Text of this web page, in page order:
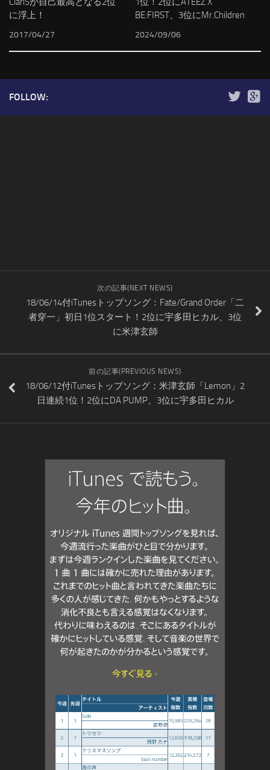
に浮上！
2017/04/27
BE:FIRST、3位にMr.Children
2024/09/06
FOLLOW:
次の記事(NEXT NEWS)
18/06/14付iTunesトップソング：Fate/Grand Order「二
者穿一」初日1位スタート！2位に宇多田ヒカル、3位
に米津玄師
前の記事(PREVIOUS NEWS)
18/06/12付iTunesトップソング：米津玄師「Lemon」2
日連続1位！2位にDA PUMP、3位に宇多田ヒカル